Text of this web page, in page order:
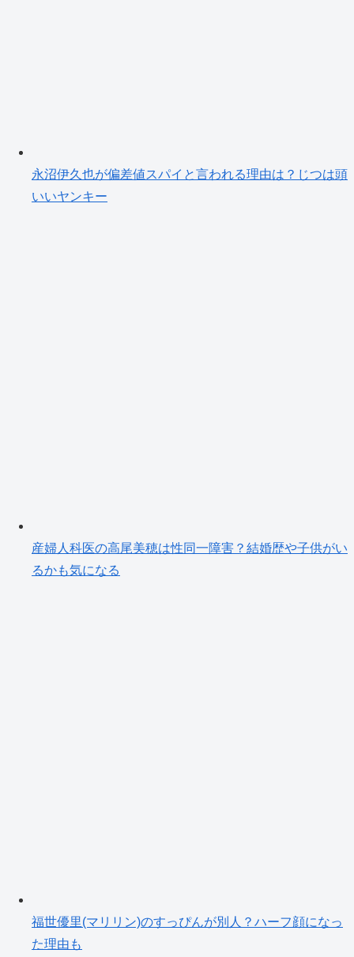
永沼伊久也が偏差値スパイと言われる理由は？じつは頭
いいヤンキー
産婦人科医の高尾美穂は性同一障害？結婚歴や子供がい
るかも気になる
福世優里(マリリン)のすっぴんが別人？ハーフ顔になっ
た理由も